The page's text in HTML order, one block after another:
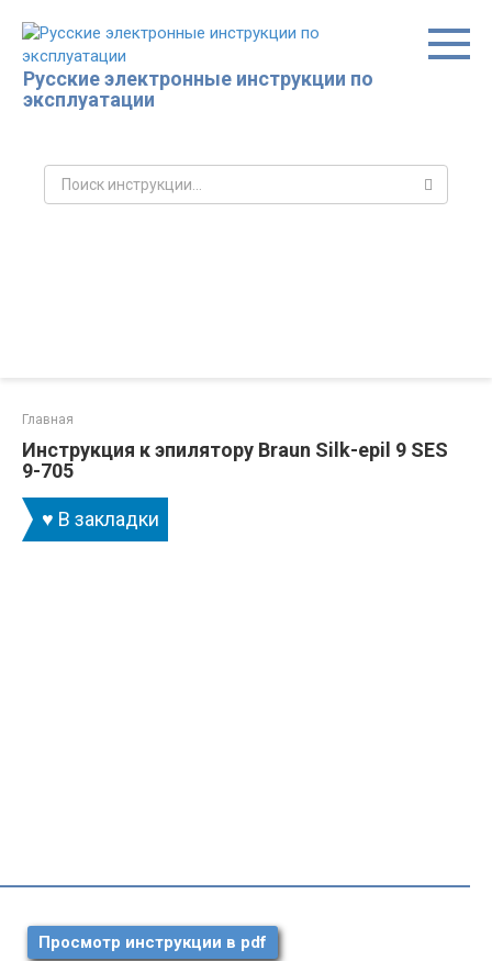
контенту
Русские электронные инструкции по
эксплуатации
Поиск:
Главная
Инструкция к эпилятору Braun Silk-epil 9 SES
9-705
♥ В закладки
Просмотр инструкции в pdf